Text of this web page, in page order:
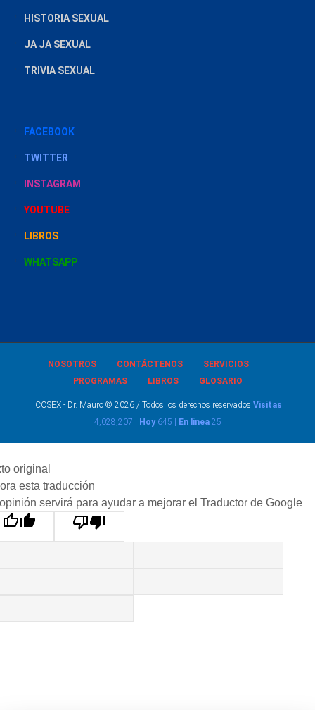
HISTORIA SEXUAL
JA JA SEXUAL
TRIVIA SEXUAL
FACEBOOK
TWITTER
INSTAGRAM
YOUTUBE
LIBROS
WHATSAPP
NOSOTROS CONTÁCTENOS
SERVICIOS
PROGRAMAS
LIBROS GLOSARIO
ICOSEX - Dr. Mauro © 2026 / Todos los derechos reservados Visitas
4,028,207 | Hoy 645 | En línea 25
original
esta traducción
servirá para ayudar a mejorar el Traductor de Google